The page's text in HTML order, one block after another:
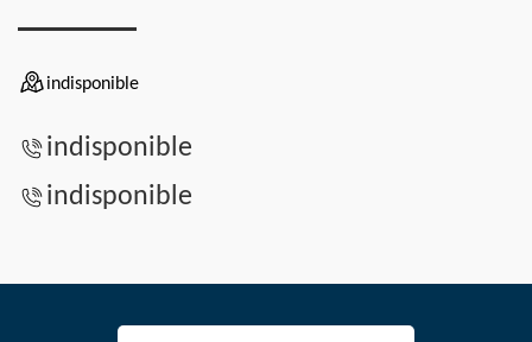
indisponible
indisponible
indisponible